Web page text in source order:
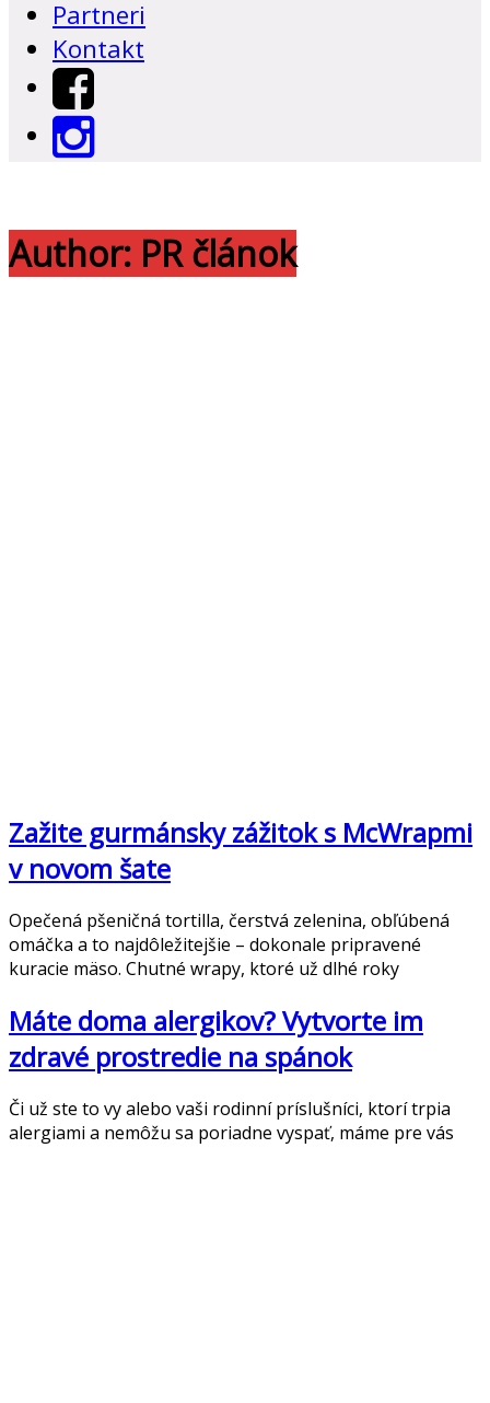
Partneri
Kontakt
Author: PR článok
Zažite gurmánsky zážitok s McWrapmi
v novom šate
Opečená pšeničná tortilla, čerstvá zelenina, obľúbená
omáčka a to najdôležitejšie – dokonale pripravené
kuracie mäso. Chutné wrapy, ktoré už dlhé roky
Máte doma alergikov? Vytvorte im
zdravé prostredie na spánok
Či už ste to vy alebo vaši rodinní príslušníci, ktorí trpia
alergiami a nemôžu sa poriadne vyspať, máme pre vás